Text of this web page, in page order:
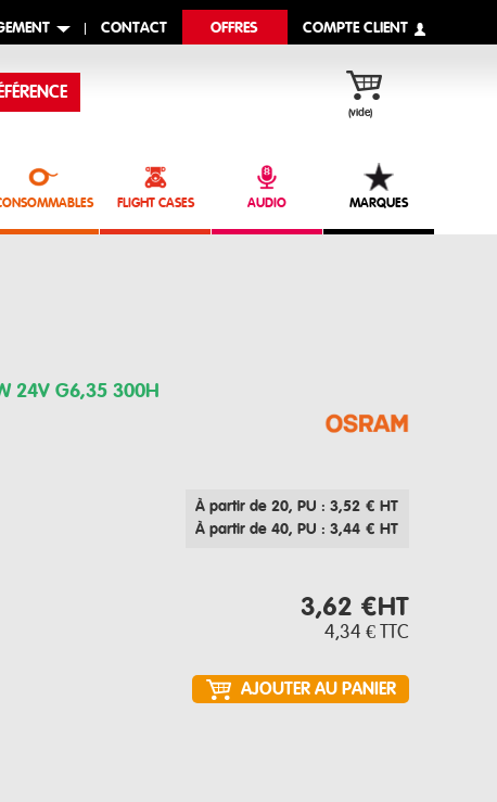
CONTACT OFFRES COMPTE CLIENT
(vide)
FLIGHT CASES AUDIO MARQUES
24V G6,35 300H
À partir de 20, PU : 3,52 € HT
À partir de 40, PU : 3,44 € HT
3,62 €HT
4,34 € TTC